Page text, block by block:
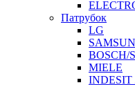
Патрубок
LG
BOSCH/
MIELE
INDESIT